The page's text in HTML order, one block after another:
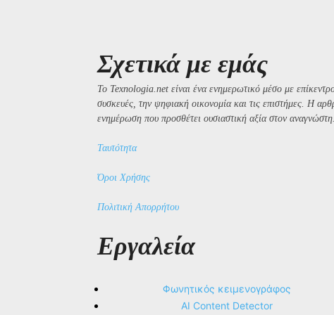
Σχετικά με εμάς
Το Texnologia.net είναι ένα ενημερωτικό μέσο με
συσκευές, την ψηφιακή οικονομία και τις επιστήμες. Η
ενημέρωση που προσθέτει ουσιαστική αξία στον αναγνώστη..
Ταυτότητα
Όροι Χρήσης
Πολιτική Απορρήτου
Εργαλεία
Φωνητικός κειμενογράφος
AI Content Detector